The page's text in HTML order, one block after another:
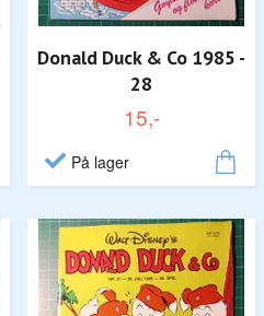
Donald Duck & Co 1985 -
28
15,-
På lager